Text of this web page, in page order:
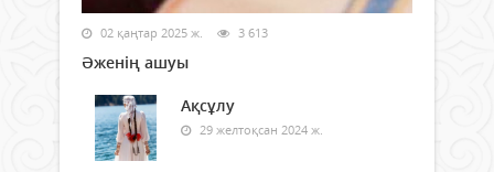
02 қаңтар 2025 ж. 3 613
Әженің ашуы
Ақсұлу
29 желтоқсан 2024 ж.